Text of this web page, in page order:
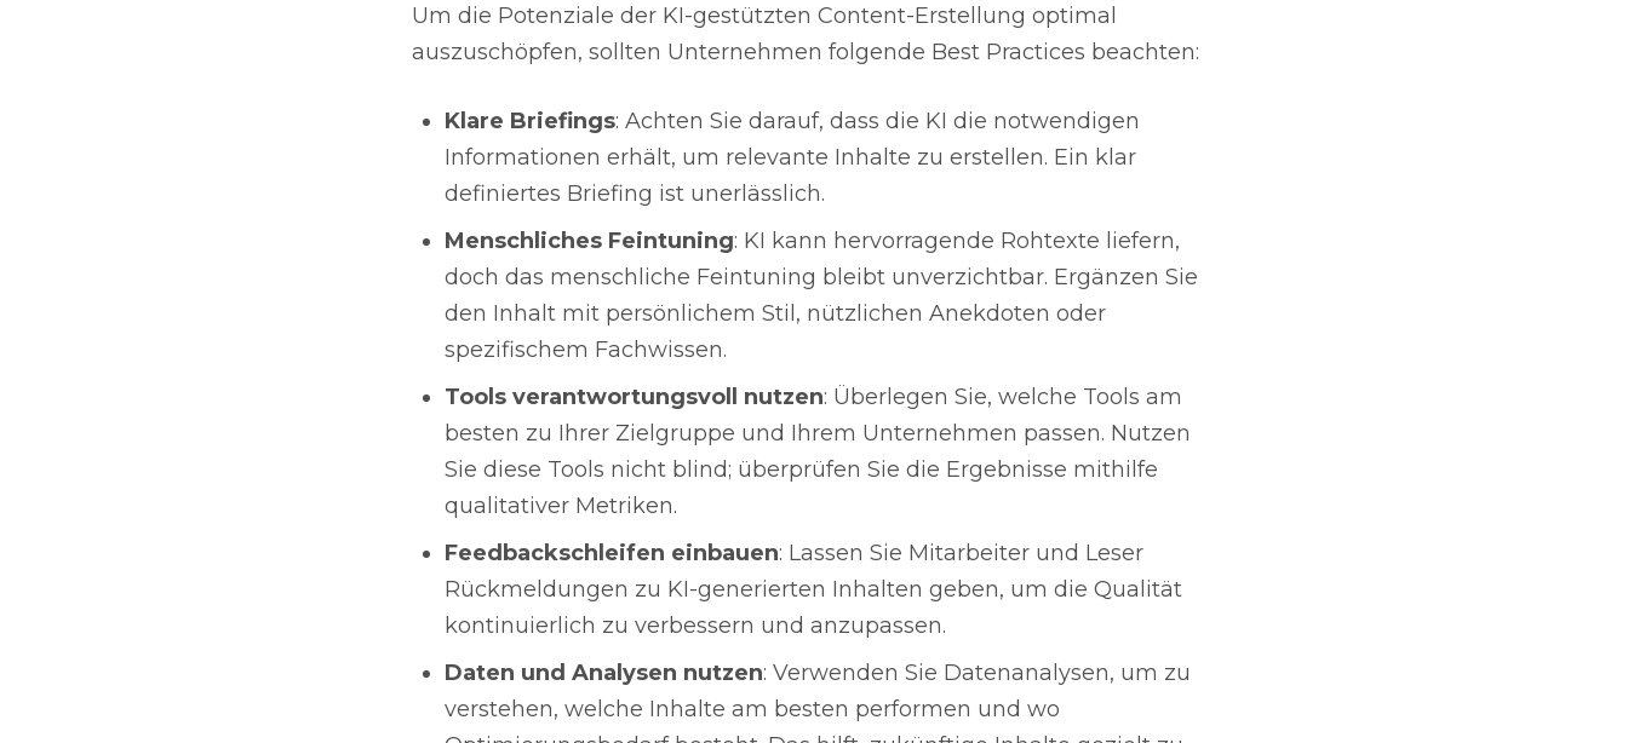
Um die Potenziale der KI-gestützten Content-Erstellung optimal
auszuschöpfen, sollten Unternehmen folgende Best Practices beachten:
Klare Briefings: Achten Sie darauf, dass die KI die notwendigen
Informationen erhält, um relevante Inhalte zu erstellen. Ein klar
definiertes Briefing ist unerlässlich.
Menschliches Feintuning: KI kann hervorragende Rohtexte liefern,
doch das menschliche Feintuning bleibt unverzichtbar. Ergänzen Sie
den Inhalt mit persönlichem Stil, nützlichen Anekdoten oder
spezifischem Fachwissen.
Tools verantwortungsvoll nutzen: Überlegen Sie, welche Tools am
besten zu Ihrer Zielgruppe und Ihrem Unternehmen passen. Nutzen
Sie diese Tools nicht blind; überprüfen Sie die Ergebnisse mithilfe
qualitativer Metriken.
Feedbackschleifen einbauen: Lassen Sie Mitarbeiter und Leser
Rückmeldungen zu KI-generierten Inhalten geben, um die Qualität
kontinuierlich zu verbessern und anzupassen.
Daten und Analysen nutzen: Verwenden Sie Datenanalysen, um zu
verstehen, welche Inhalte am besten performen und wo